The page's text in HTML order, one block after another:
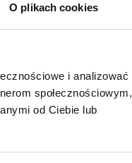
O plikach cookies
i analizować
społecznościowym,
od Ciebie lub